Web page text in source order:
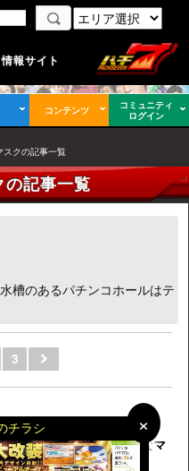
×
×
チラシ
報サイト
コンテンツ
コミュニティ
ログイン
スクの記事一覧
の記事一覧
槽のあるパチンコホールはテ
3
・祝)】海の日は大漁だっ
ノマル用賀店』おさかなマ
結果！